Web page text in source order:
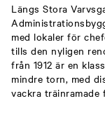
Längs Stora
med lokaler för
tills den nyligen
från 1912 är en
mindre torn, med
vackra träinramade